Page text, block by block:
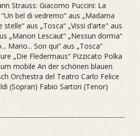
Strauss: Giacomo Puccini: La
bel di vedremo“ aus „Madama
aus „Tosca“ „Vissi d’arte" aus
„Manon Lescaut“ „Nessun dorma“
Mario... Son qui“ aus „Tosca“
„Die Fledermaus“ Pizzicato Polka
mobile An der schönen blauen
Orchestra del Teatro Carlo Felice
(Sopran) Fabio Sartori (Tenor)